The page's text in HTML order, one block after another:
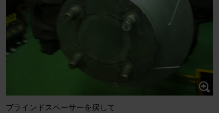
ブラインドスペーサーを戻して